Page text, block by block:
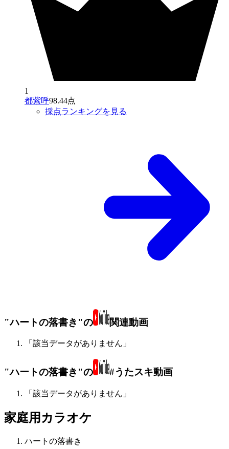
1
都紫呼98.44点
採点ランキングを見る
"ハートの落書き"の 関連動画
「該当データがありません」
"ハートの落書き"の #うたスキ動画
「該当データがありません」
家庭用カラオケ
ハートの落書き